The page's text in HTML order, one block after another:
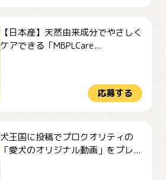
【日本産】天然由来成分でやさしく
ケアできる「MBPLCare...
応募する
犬王国に投稿でプロクオリティの
「愛犬のオリジナル動画」をプレ...